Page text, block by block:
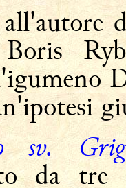
Boris
sv.
da